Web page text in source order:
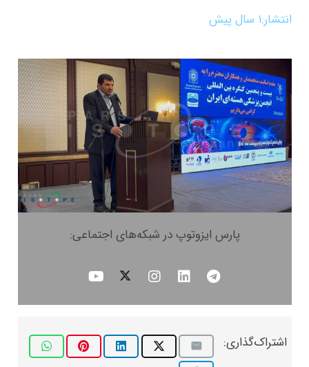
انتشار:۱ سال پیش
پارس ایزوتوپ در شبکه‌های اجتماعی:
اشتراک‌گذاری: